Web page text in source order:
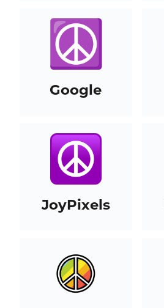
Google
JoyPixels